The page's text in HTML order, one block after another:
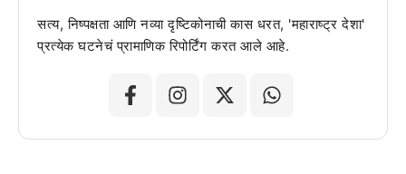
सत्य, निष्पक्षता आणि नव्या दृष्टिकोनाची कास धरत, 'महाराष्ट्र देशा'
प्रत्येक घटनेचं प्रामाणिक रिपोर्टिंग करत आले आहे.